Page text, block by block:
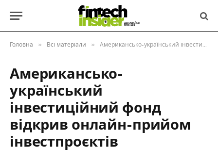
Головна » Всі матеріали » Американсько-український інвестиційний фонд відкрив онлайн-прийом інвестпроєктів
Американсько-
український
інвестиційний фонд
відкрив онлайн-прийом
інвестпроєктів